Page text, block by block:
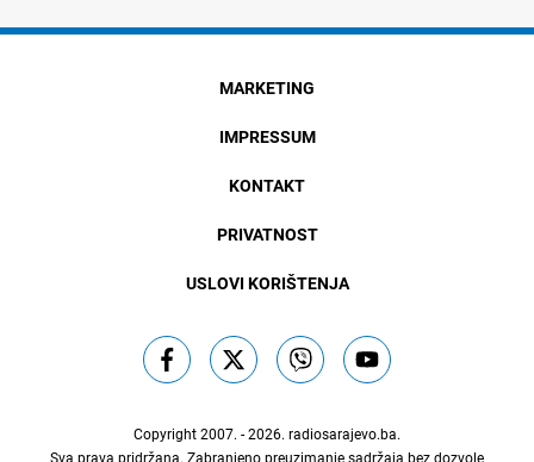
MARKETING
IMPRESSUM
KONTAKT
PRIVATNOST
USLOVI KORIŠTENJA
Copyright 2007. - 2026. radiosarajevo.ba.
Sva prava pridržana. Zabranjeno preuzimanje sadržaja bez dozvole